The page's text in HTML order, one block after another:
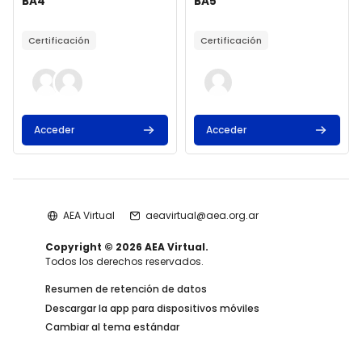
Certificación
Acceder
Certificación
Acceder
AEA Virtual aeavirtual@aea.org.ar
Copyright © 2026 AEA Virtual.
Todos los derechos reservados.
Resumen de retención de datos
Descargar la app para dispositivos móviles
Cambiar al tema estándar